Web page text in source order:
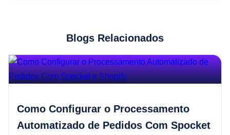
Blogs Relacionados
Como Configurar o Processamento
Automatizado de Pedidos Com Spocket